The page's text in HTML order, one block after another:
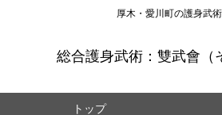
厚木・愛川町の護身武
総合護身武術：雙武會（
トップ